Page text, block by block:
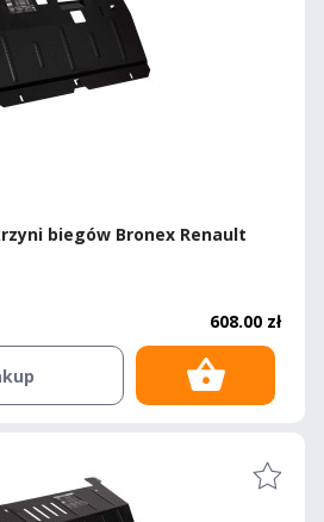
biegów Bronex Renault
608.00 zł